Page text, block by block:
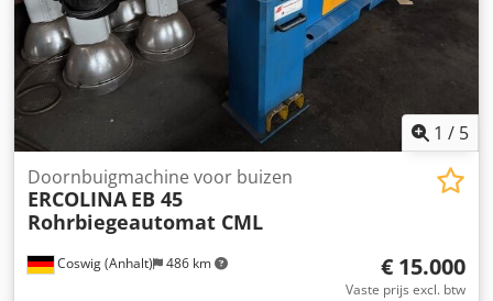
1 / 5
Coswig (Anhalt) 486 km
Doornbuigmachine voor buizen
ERCOLINA EB 45
Rohrbiegeautomat CML
€ 15.000
Vaste prijs excl. btw